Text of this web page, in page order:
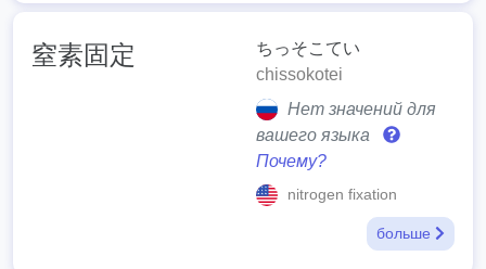
窒素固定
ちっそこてい
chissokotei
Нет значений для
вашего языка
Почему?
nitrogen fixation
больше